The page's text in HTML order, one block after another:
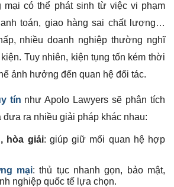
mại có thể phát sinh từ việc vi phạm
toán, giao hàng sai chất lượng…
nhiều doanh nghiệp thường nghĩ
Tuy nhiên, kiện tụng tốn kém thời
ảnh hưởng đến quan hệ đối tác.
tín như Apolo Lawyers sẽ phân tích
đưa ra nhiều giải pháp khác nhau:
hòa giải: giúp giữ mối quan hệ hợp
mại: thủ tục nhanh gọn, bảo mật,
nghiệp quốc tế lựa chọn.